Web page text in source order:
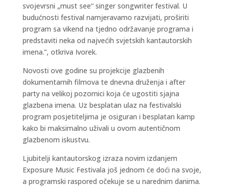
svojevrsni „must see“ singer songwriter festival. U
budućnosti festival namjeravamo razvijati, proširiti
program sa vikend na tjedno održavanje programa i
predstaviti neka od najvećih svjetskih kantautorskih
imena.”, otkriva Ivorek.
Novosti ove godine su projekcije glazbenih
dokumentarnih filmova te dnevna druženja i after
party na velikoj pozornici koja će ugostiti sjajna
glazbena imena. Uz besplatan ulaz na festivalski
program posjetiteljima je osiguran i besplatan kamp
kako bi maksimalno uživali u ovom autentičnom
glazbenom iskustvu.
Ljubitelji kantautorskog izraza novim izdanjem
Exposure Music Festivala još jednom će doći na svoje,
a programski raspored očekuje se u narednim danima.